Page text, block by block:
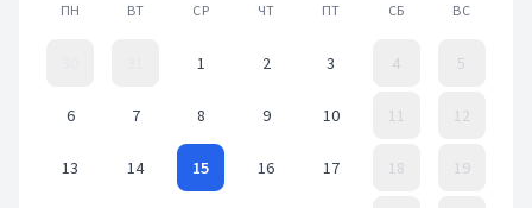
ПН ВТ СР ЧТ ПТ СБ ВС
1 2 3 4 5
6 7 8 9 10 11 12
13 14 15 16 17 18 19